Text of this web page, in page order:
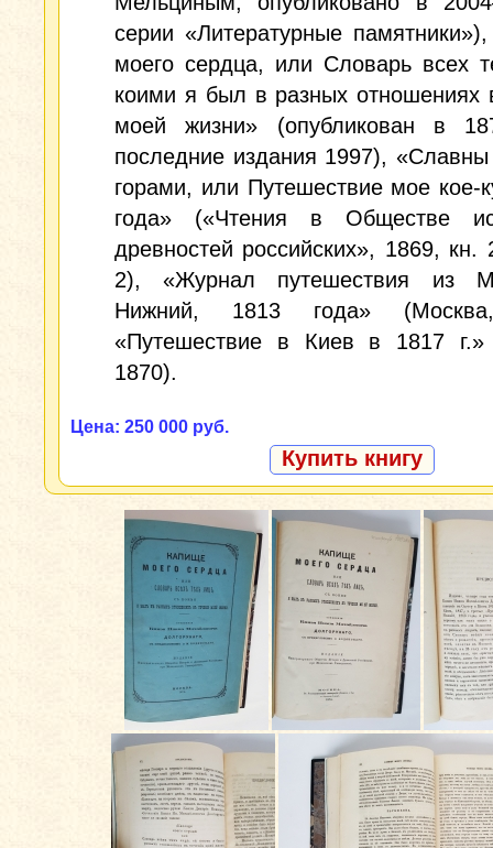
серии «Литературные
моего сердца, или Словарь всех
коими я был в разных отношениях
моей жизни» (опубликован в
последние издания 1997),
горами, или Путешествие мое кое-
года» («Чтения в Обществе
древностей российских», 1869,
2), «Журнал путешествия из
Нижний, 1813 года»
«Путешествие в Киев в 1817 г.»
1870).
Цена: 250 000 руб.
Купить книгу